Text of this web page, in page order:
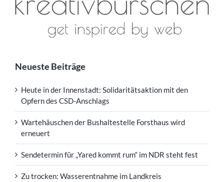
Neueste Beiträge
Heute in der Innenstadt: Solidaritätsaktion mit den
Opfern des CSD-Anschlags
Wartehäuschen der Bushaltestelle Forsthaus wird
erneuert
Sendetermin für „Yared kommt rum“ im NDR steht fest
Zu trocken: Wasserentnahme im Landkreis